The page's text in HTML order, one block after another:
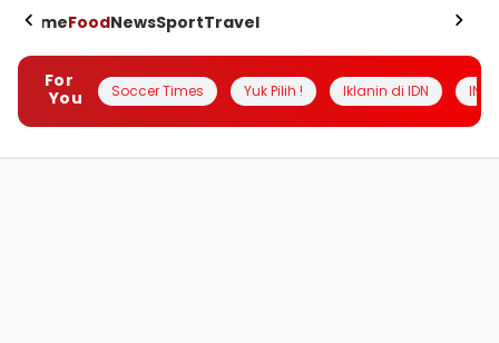
HomeFoodNewsSportTravel
For
You
Soccer Times Yuk Pilih ! Iklanin di IDN